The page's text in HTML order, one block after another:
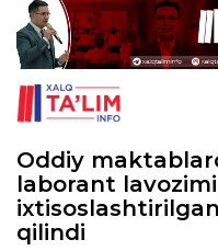
Oddiy
laborant
qilindi